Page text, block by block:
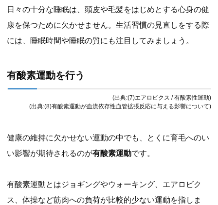
日々の十分な睡眠は、頭皮や毛髪をはじめとする心身の健
康を保つために欠かせません。生活習慣の見直しをする際
には、睡眠時間や睡眠の質にも注目してみましょう。
有酸素運動を行う
(出典:(7)エアロビクス / 有酸素性運動)
(出典:(8)有酸素運動が血流依存性血管拡張反応に与える影響について)
健康の維持に欠かせない運動の中でも、とくに育毛へのい
い影響が期待されるのが有酸素運動です。
有酸素運動とはジョギングやウォーキング、エアロビク
ス、体操など筋肉への負荷が比較的少ない運動を指しま